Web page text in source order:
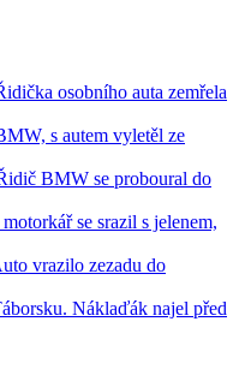
osobního auta zemřela
s autem vyletěl ze
BMW se proboural do
se srazil s jelenem,
vrazilo zezadu do
Náklaďák najel před